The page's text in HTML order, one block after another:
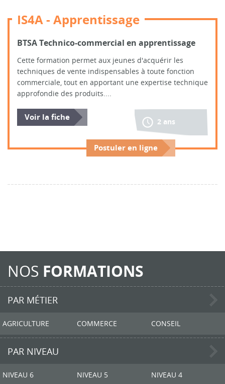
IS4A - Apprentissage
BTSA Technico-commercial en apprentissage
Cette formation permet aux jeunes d'acquérir les
techniques de vente indispensables à toute fonction
commerciale, tout en apportant une expertise technique
approfondie des produits....
Voir la fiche
Postuler en ligne
2 ans
NOS FORMATIONS
PAR MÉTIER
AGRICULTURE COMMERCE CONSEIL
PAR NIVEAU
NIVEAU 6 NIVEAU 5 NIVEAU 4